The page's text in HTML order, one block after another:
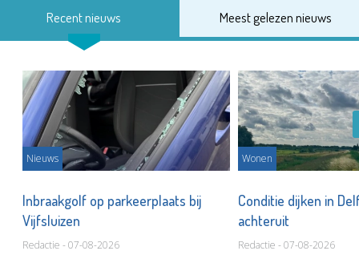
Recent nieuws Meest gelezen nieuws
Nieuws
Inbraakgolf op parkeerplaats bij
Vijfsluizen
Redactie - 07-08-2026
Wonen
Conditie dijken in
achteruit
Redactie - 07-08-2026